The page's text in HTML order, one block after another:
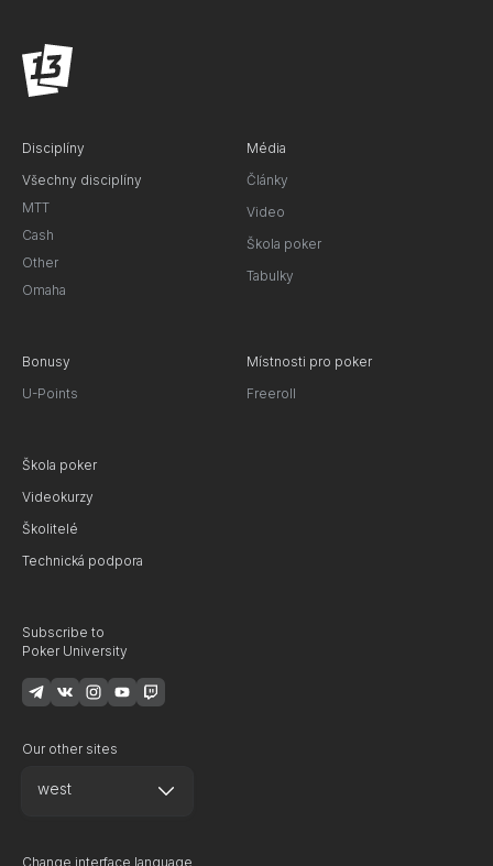
Disciplíny
Všechny disciplíny
MTT
Cash
Other
Omaha
Média
Články
Video
Škola poker
Tabulky
Bonusy
U-Points
Místnosti pro poker
Freeroll
Škola poker
Videokurzy
Školitelé
Technická podpora
Subscribe to
Poker University
Our other sites
west
Change interface language